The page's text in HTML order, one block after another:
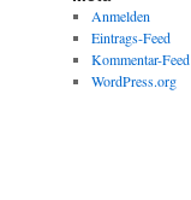
Anmelden
Eintrags-Feed
Kommentar-Feed
WordPress.org